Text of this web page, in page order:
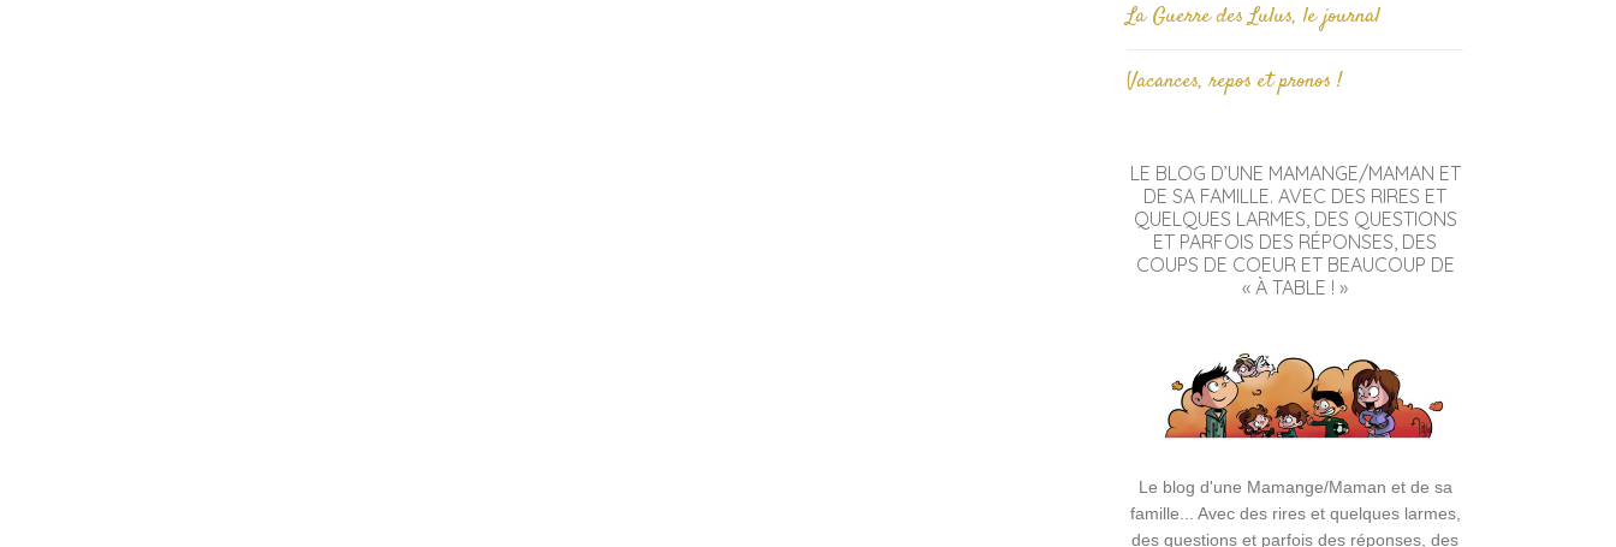
La Guerre des Lulus, le journal
Vacances, repos et pronos !
LE BLOG D’UNE MAMANGE/MAMAN ET
DE SA FAMILLE. AVEC DES RIRES ET
QUELQUES LARMES, DES QUESTIONS
ET PARFOIS DES RÉPONSES, DES
COUPS DE COEUR ET BEAUCOUP DE
« À TABLE ! »
Le blog d'une Mamange/Maman et de sa
famille... Avec des rires et quelques larmes,
des questions et parfois des réponses, des